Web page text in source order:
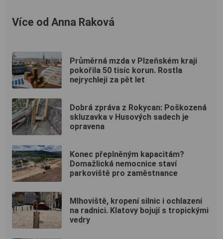
Více od Anna Raková
Průměrná mzda v Plzeňském kraji
pokořila 50 tisíc korun. Rostla
nejrychleji za pět let
Dobrá zpráva z Rokycan: Poškozená
skluzavka v Husových sadech je
opravena
Konec přeplněným kapacitám?
Domažlická nemocnice staví
parkoviště pro zaměstnance
Mlhoviště, kropení silnic i ochlazení
na radnici. Klatovy bojují s tropickými
vedry